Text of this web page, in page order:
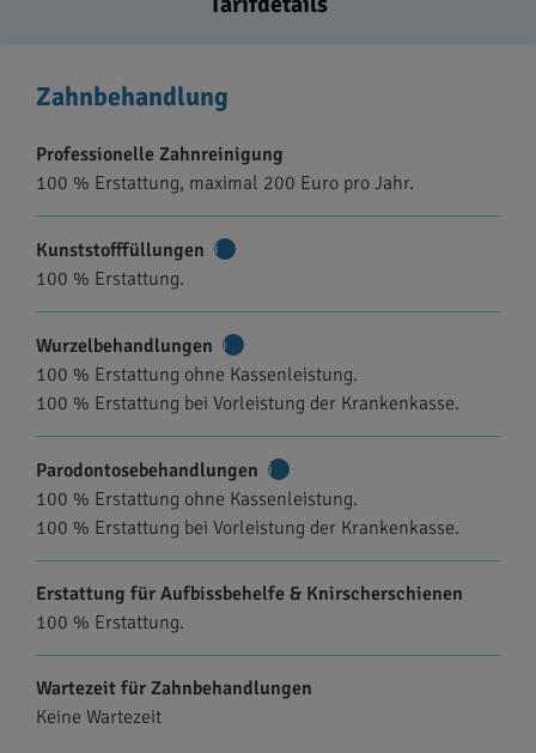
Zahnbehandlung
Professionelle Zahnreinigung
100 % Erstattung, maximal 200 Euro pro Jahr.
Kunststofffüllungen
100 % Erstattung.
Wurzelbehandlungen
Informationen
100 % Erstattung ohne Kassenleistung.
100 % Erstattung bei Vorleistung der Krankenkasse.
Parodontosebehandlungen
Informationen
100 % Erstattung ohne Kassenleistung.
100 % Erstattung bei Vorleistung der Krankenkasse.
Erstattung für Aufbissbehelfe & Knirscherschienen
100 % Erstattung.
Wartezeit für Zahnbehandlungen
Keine Wartezeit